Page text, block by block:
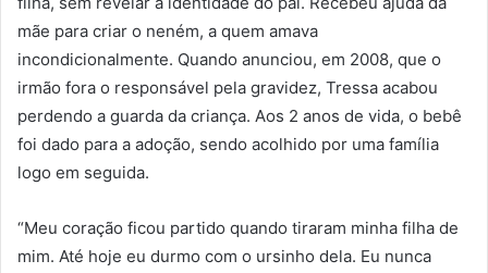
mãe para criar o neném, a quem amava
incondicionalmente. Quando anunciou, em 2008, que o
irmão fora o responsável pela gravidez, Tressa acabou
perdendo a guarda da criança. Aos 2 anos de vida, o bebê
foi dado para a adoção, sendo acolhido por uma família
logo em seguida.
“Meu coração ficou partido quando tiraram minha filha de
mim. Até hoje eu durmo com o ursinho dela. Eu nunca